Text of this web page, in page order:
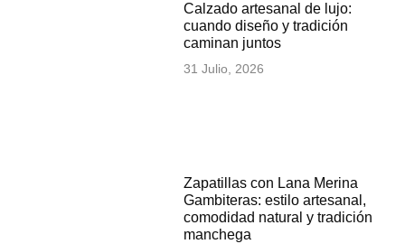
Calzado artesanal de lujo:
cuando diseño y tradición
caminan juntos
31 Julio, 2026
Zapatillas con Lana Merina
Gambiteras: estilo artesanal,
comodidad natural y tradición
manchega